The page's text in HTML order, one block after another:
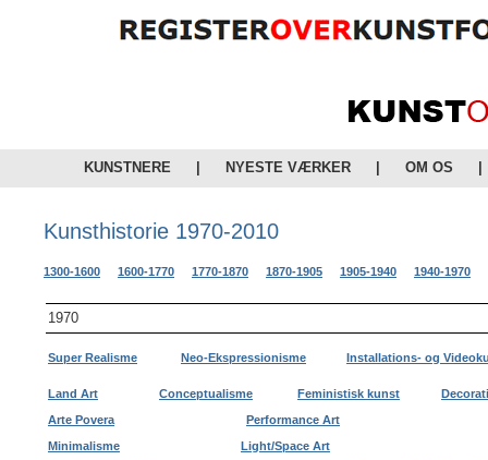
KUNSTNERE NYESTE VÆRKER OM OS
Kunsthistorie 1970-2010
1300-1600 1600-1770 1770-1870 1870-1905 1905-1940 1940-1970
1970
Super Realisme Neo-Ekspressionisme Installations- og
Land Art Conceptualisme Feministisk kunst
Arte Povera
Performance Art
Minimalisme
Light/Space Art